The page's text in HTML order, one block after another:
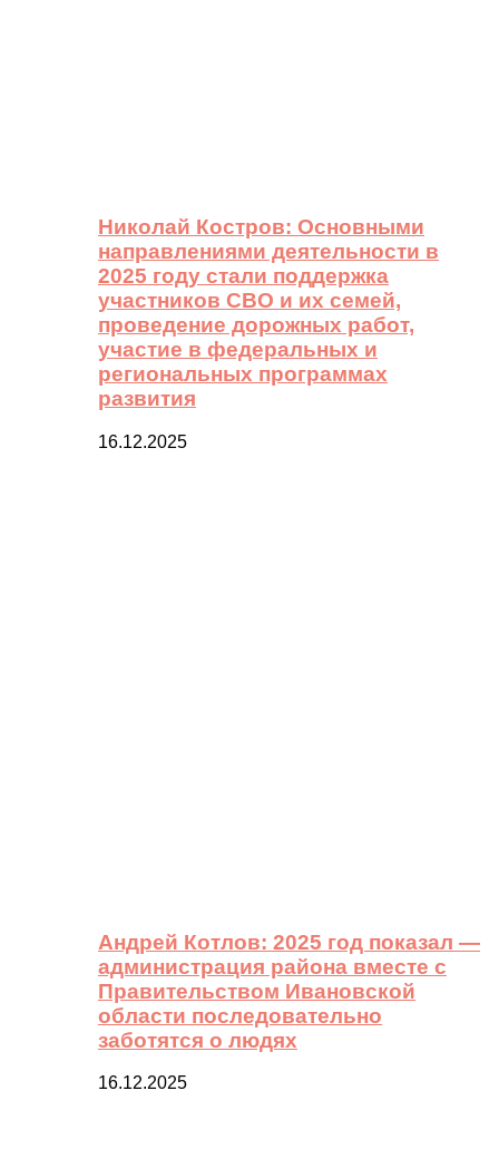
Николай Костров: Основными
направлениями деятельности в
2025 году стали поддержка
участников СВО и их семей,
проведение дорожных работ,
участие в федеральных и
региональных программах
развития
16.12.2025
Андрей Котлов: 2025 год показал —
администрация района вместе с
Правительством Ивановской
области последовательно
заботятся о людях
16.12.2025